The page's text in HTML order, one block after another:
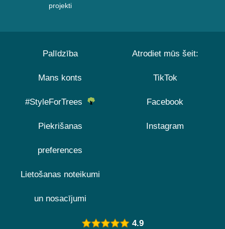
projekti
Palīdzība
Mans konts
#StyleForTrees
Piekrišanas
preferences
Lietošanas noteikumi
un nosacījumi
Atrodiet mūs šeit:
TikTok
Facebook
Instagram
4.9